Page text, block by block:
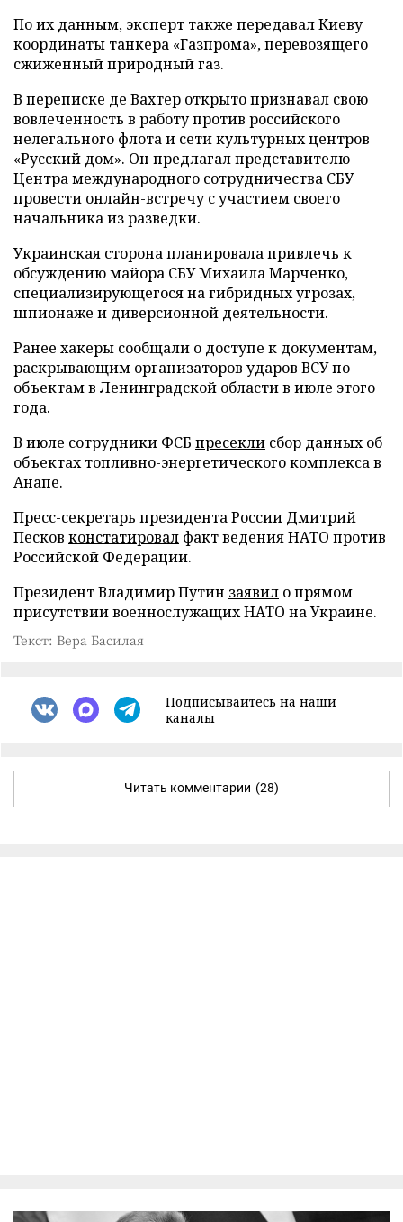
По их данным, эксперт также передавал Киеву
координаты танкера «Газпрома», перевозящего
сжиженный природный газ.
В переписке де Вахтер открыто признавал свою
вовлеченность в работу против российского
нелегального флота и сети культурных центров
«Русский дом». Он предлагал представителю
Центра международного сотрудничества СБУ
провести онлайн-встречу с участием своего
начальника из разведки.
Украинская сторона планировала привлечь к
обсуждению майора СБУ Михаила Марченко,
специализирующегося на гибридных угрозах,
шпионаже и диверсионной деятельности.
Ранее хакеры сообщали о доступе к документам,
раскрывающим организаторов ударов ВСУ по
объектам в Ленинградской области в июле этого
года.
В июле сотрудники ФСБ пресекли сбор данных об
объектах топливно-энергетического комплекса в
Анапе.
Пресс-секретарь президента России Дмитрий
Песков констатировал факт ведения НАТО против
Российской Федерации.
Президент Владимир Путин заявил о прямом
присутствии военнослужащих НАТО на Украине.
Текст: Вера Басилая
Подписывайтесь на наши
каналы
Читать комментарии (28)